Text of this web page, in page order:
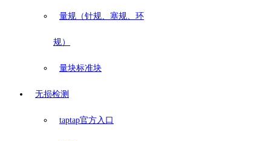
量规（针规、塞规、环
规）
量块标准块
无损检测
taptap官方入口